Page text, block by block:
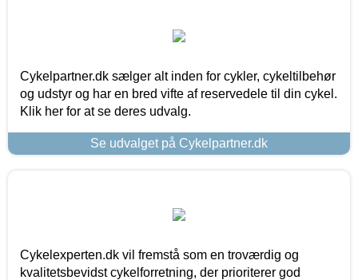
Cykelpartner.dk sælger alt inden for cykler, cykeltilbehør
og udstyr og har en bred vifte af reservedele til din cykel.
Klik her for at se deres udvalg.
Se udvalget på Cykelpartner.dk
Cykelexperten.dk vil fremstå som en troværdig og
kvalitetsbevidst cykelforretning, der prioriterer god